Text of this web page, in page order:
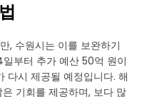
, 수원시는 이를 보완하기
부터 추가 예산 50억 원이
다시 제공될 예정입니다. 해
기회를 제공하며, 보다 많